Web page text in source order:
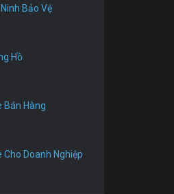
Bảo Vệ
Hồ
Bán Hàng
Cho Doanh Nghiệp